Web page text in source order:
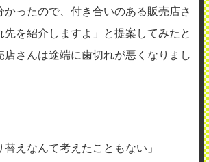
かったので、付き合いのある販売店さ
先を紹介しますよ」と提案してみたと
店さんは途端に歯切れが悪くなりまし
替えなんて考えたこともない」